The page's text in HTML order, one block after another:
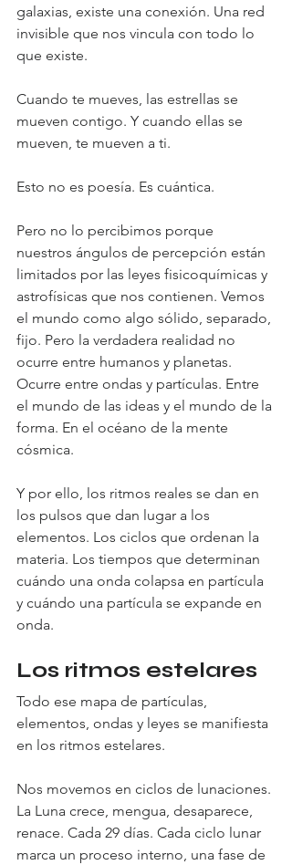
galaxias, existe una conexión. Una red
invisible que nos vincula con todo lo
que existe.
Cuando te mueves, las estrellas se
mueven contigo. Y cuando ellas se
mueven, te mueven a ti.
Esto no es poesía. Es cuántica.
Pero no lo percibimos porque
nuestros ángulos de percepción están
limitados por las leyes fisicoquímicas y
astrofísicas que nos contienen. Vemos
el mundo como algo sólido, separado,
fijo. Pero la verdadera realidad no
ocurre entre humanos y planetas.
Ocurre entre ondas y partículas. Entre
el mundo de las ideas y el mundo de la
forma. En el océano de la mente
cósmica.
Y por ello, los ritmos reales se dan en
los pulsos que dan lugar a los
elementos. Los ciclos que ordenan la
materia. Los tiempos que determinan
cuándo una onda colapsa en partícula
y cuándo una partícula se expande en
onda.
Los ritmos estelares
Todo ese mapa de partículas,
elementos, ondas y leyes se manifiesta
en los ritmos estelares.
Nos movemos en ciclos de lunaciones.
La Luna crece, mengua, desaparece,
renace. Cada 29 días. Cada ciclo lunar
marca un proceso interno, una fase de